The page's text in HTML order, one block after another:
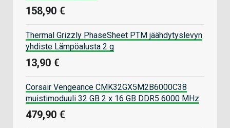
158,90 €
Thermal Grizzly PhaseSheet PTM jäähdytyslevyn
yhdiste Lämpöalusta 2 g
13,90 €
Corsair Vengeance CMK32GX5M2B6000C38
muistimoduuli 32 GB 2 x 16 GB DDR5 6000 MHz
479,90 €